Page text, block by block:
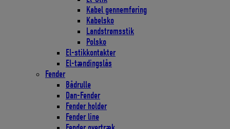
Kabel gennemføring
Kabelsko
Landstrømsstik
Polsko
El-stikkontakter
El-tændingslås
Fender
Bådrulle
Dan-Fender
Fender holder
Fender line